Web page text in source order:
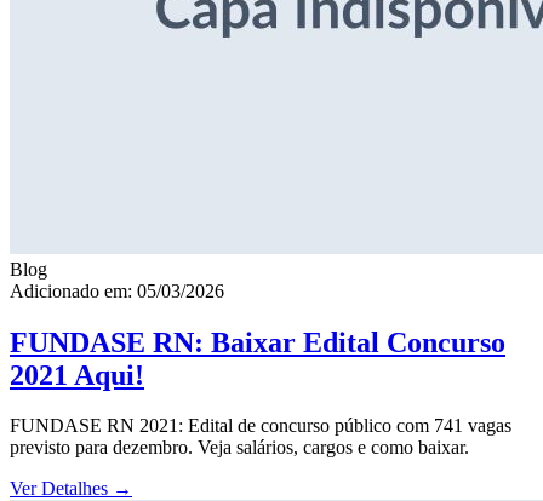
Blog
Adicionado em: 05/03/2026
FUNDASE RN: Baixar Edital Concurso
2021 Aqui!
FUNDASE RN 2021: Edital de concurso público com 741 vagas
previsto para dezembro. Veja salários, cargos e como baixar.
Ver Detalhes →